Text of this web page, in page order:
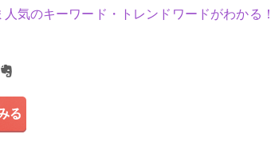
気のキーワード・トレンドワードがわかる！